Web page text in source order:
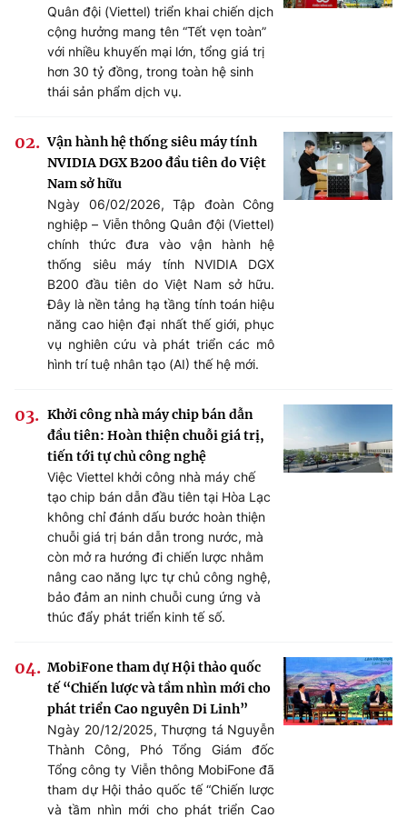
Quân đội (Viettel) triển khai chiến dịch
cộng hưởng mang tên “Tết vẹn toàn”
với nhiều khuyến mại lớn, tổng giá trị
hơn 30 tỷ đồng, trong toàn hệ sinh
thái sản phẩm dịch vụ.
Vận hành hệ thống siêu máy tính
NVIDIA DGX B200 đầu tiên do Việt
Nam sở hữu
Ngày 06/02/2026, Tập đoàn Công
nghiệp – Viễn thông Quân đội (Viettel)
chính thức đưa vào vận hành hệ
thống siêu máy tính NVIDIA DGX
B200 đầu tiên do Việt Nam sở hữu.
Đây là nền tảng hạ tầng tính toán hiệu
năng cao hiện đại nhất thế giới, phục
vụ nghiên cứu và phát triển các mô
hình trí tuệ nhân tạo (AI) thế hệ mới.
Khởi công nhà máy chip bán dẫn
đầu tiên: Hoàn thiện chuỗi giá trị,
tiến tới tự chủ công nghệ
Việc Viettel khởi công nhà máy chế
tạo chip bán dẫn đầu tiên tại Hòa Lạc
không chỉ đánh dấu bước hoàn thiện
chuỗi giá trị bán dẫn trong nước, mà
còn mở ra hướng đi chiến lược nhằm
nâng cao năng lực tự chủ công nghệ,
bảo đảm an ninh chuỗi cung ứng và
thúc đẩy phát triển kinh tế số.
MobiFone tham dự Hội thảo quốc
tế “Chiến lược và tầm nhìn mới cho
phát triển Cao nguyên Di Linh”
Ngày 20/12/2025, Thượng tá Nguyễn
Thành Công, Phó Tổng Giám đốc
Tổng công ty Viễn thông MobiFone đã
tham dự Hội thảo quốc tế “Chiến lược
và tầm nhìn mới cho phát triển Cao